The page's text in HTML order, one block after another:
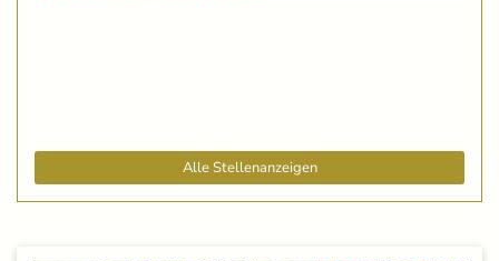
Alle Stellenanzeigen